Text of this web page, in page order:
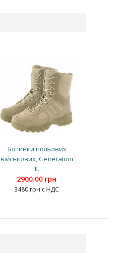
Ботинки польових
військових, Generation
II.
2900.00 грн
3480 грн с НДС